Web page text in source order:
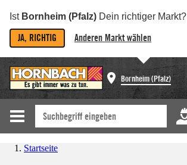
Ist Bornheim (Pfalz) Dein richtiger Markt?
JA, RICHTIG Anderen Markt wählen
Bornheim (Pfalz)
Startseite